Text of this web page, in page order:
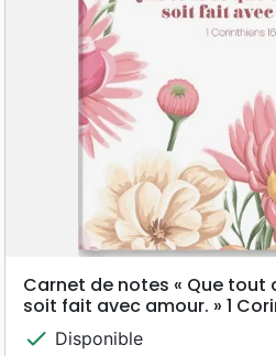
Carnet de notes « Que tout
soit fait avec amour. » 1
check Disponible